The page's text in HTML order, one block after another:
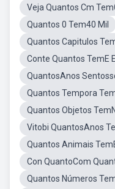
Veja Quantos Cm
Quantos 0 Tem40 Mil
Quantos Capitulos
Conte Quantos TemE
QuantosAnos
Quantos Tempora
Quantos Objetos
Vitobi QuantosAnos
Quantos Animais
Con QuantoCom
Quantos Números